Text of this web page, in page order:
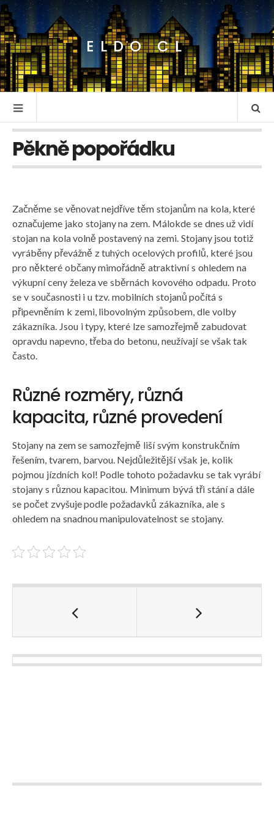
ELDO CL
Pěkně popořádku
Začněme se věnovat nejdříve těm stojanům na kola, které
označujeme jako stojany na zem. Málokde se dnes už vidí
stojan na kola volně postavený na zemi. Stojany jsou totiž
vyráběny převážně z tuhých ocelových profilů, které jsou
pro některé občany mimořádně atraktivní s ohledem na
výkupní ceny železa ve sběrnách kovového odpadu. Proto
se v současnosti i u tzv. mobilních stojanů počítá s
připevněním k zemi, libovolným způsobem, dle volby
zákazníka. Jsou i typy, které lze samozřejmě zabudovat
opravdu napevno, třeba do betonu, neužívají se však tak
často.
Různé rozměry, různá
kapacita, různé provedení
Stojany na zem se samozřejmě liší svým konstrukčním
řešením, tvarem, barvou. Nejdůležitější však je, kolik
pojmou jízdních kol! Podle tohoto požadavku se tak vyrábí
stojany s různou kapacitou. Minimum bývá tři stání a dále
se počet zvyšuje podle požadavků zákazníka, ale s
ohledem na snadnou manipulovatelnost se stojany.